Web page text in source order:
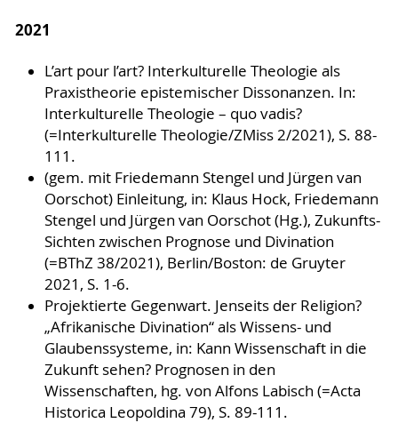
2021
L’art pour l’art? Interkulturelle Theologie als
Praxistheorie epistemischer Dissonanzen. In:
Interkulturelle Theologie – quo vadis?
(=Interkulturelle Theologie/ZMiss 2/2021), S. 88-
111.
(gem. mit Friedemann Stengel und Jürgen van
Oorschot) Einleitung, in: Klaus Hock, Friedemann
Stengel und Jürgen van Oorschot (Hg.), Zukunfts-
Sichten zwischen Prognose und Divination
(=BThZ 38/2021), Berlin/Boston: de Gruyter
2021, S. 1-6.
Projektierte Gegenwart. Jenseits der Religion?
„Afrikanische Divination“ als Wissens- und
Glaubenssysteme, in: Kann Wissenschaft in die
Zukunft sehen? Prognosen in den
Wissenschaften, hg. von Alfons Labisch (=Acta
Historica Leopoldina 79), S. 89-111.